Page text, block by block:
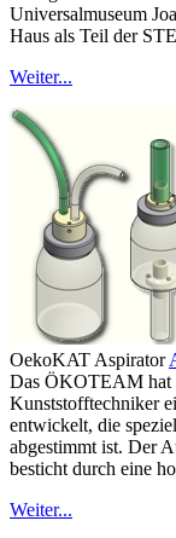
Universalmuseum
Haus als Teil der
Weiter...
OekoKAT Aspirator
Das ÖKOTEAM hat
Kunststofftechniker
entwickelt, die
abgestimmt ist. Der
besticht durch eine
Weiter...